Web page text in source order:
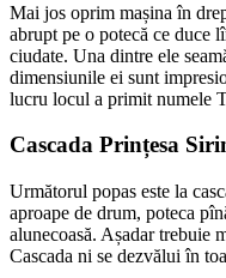
Mai jos oprim mașina în
abrupt pe o potecă ce duce
ciudate. Una dintre ele
dimensiunile ei sunt
lucru locul a primit numele
Cascada Prințesa
Următorul popas este la
aproape de drum, poteca
alunecoasă. Așadar trebuie
Cascada ni se dezvălui în